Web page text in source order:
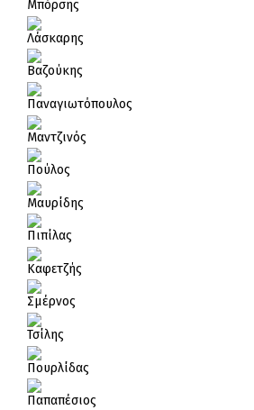
Μπόρσης
Λάσκαρης
Βαζούκης
Παναγιωτόπουλος
Μαντζινός
Πούλος
Μαυρίδης
Πιπίλας
Καφετζής
Σμέρνος
Τσίλης
Πουρλίδας
Παπαπέσιος